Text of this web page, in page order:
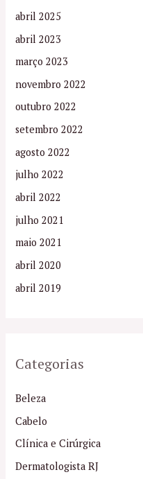
abril 2025
abril 2023
março 2023
novembro 2022
outubro 2022
setembro 2022
agosto 2022
julho 2022
abril 2022
julho 2021
maio 2021
abril 2020
abril 2019
Categorias
Beleza
Cabelo
Clínica e Cirúrgica
Dermatologista RJ